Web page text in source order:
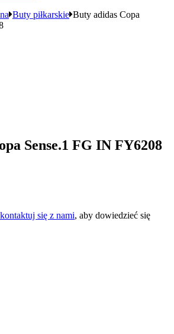
Buty piłkarskie Buty adidas Copa
Sense.1 FG IN FY6208
się z nami, aby dowiedzieć się